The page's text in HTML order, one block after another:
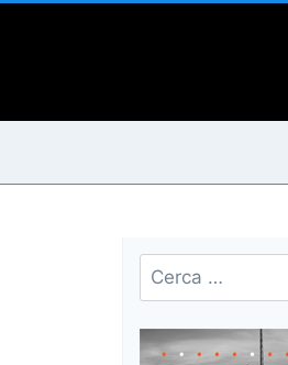
Ricerca
per: